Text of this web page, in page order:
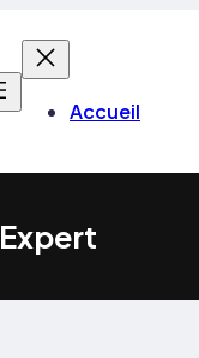
Accueil
Expert